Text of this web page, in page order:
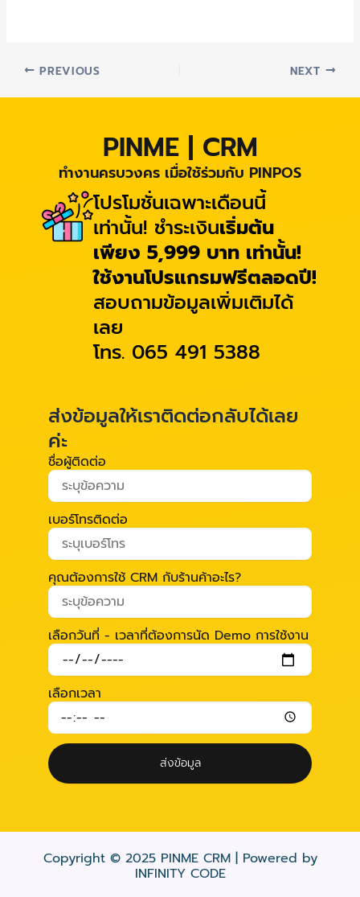
PREVIOUS NEXT
PINME | CRM
ทำงานครบวงคร เมื่อใช้ร่วมกับ PINPOS
โปรโมชั่นเฉพาะเดือนนี้
เท่านั้น! ชำระเงินเริ่มต้น
เพียง 5,999 บาท เท่านั้น!
ใช้งานโปรแกรมฟรีตลอดปี!
สอบถามข้อมูลเพิ่มเติมได้
เลย
โทร. 065 491 5388
ส่งข้อมูลให้เราติดต่อกลับได้เลย
ค่ะ
ชื่อผู้ติดต่อ
เบอร์โทรติดต่อ
คุณต้องการใช้ CRM กับร้านค้าอะไร?
เลือกวันที่ - เวลาที่ต้องการนัด Demo การใช้งาน
เลือกเวลา
ส่งข้อมูล
Copyright © 2025 PINME CRM | Powered by
INFINITY CODE